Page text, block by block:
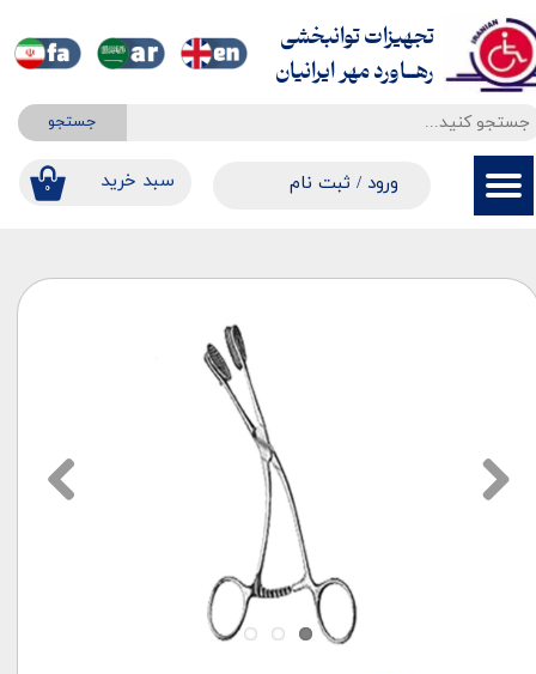
جستجو
۰ ​​سبد خرید ورود / ثبت نام
حساب کاربری من
سفارشات
خروج از حساب کاربری
تجهیزات توانبخشی
​​​​​​​رهــاورد مهر ایرانیان